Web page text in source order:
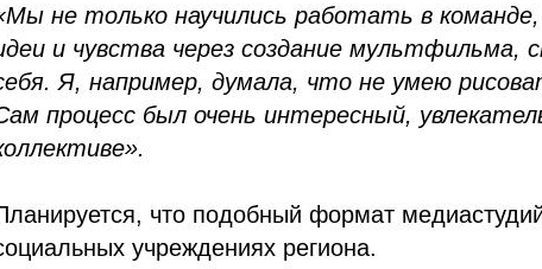
не только научились работать в
и чувства через создание мультфильма,
Я, например, думала, что не умею
процесс был очень интересный,
что подобный формат
учреждениях региона.